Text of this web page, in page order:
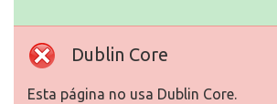
Dublin Core
Esta página no usa Dublin Core.